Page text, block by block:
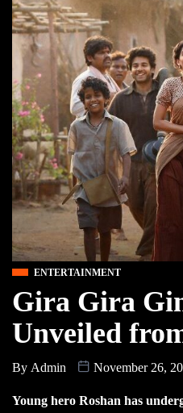
ENTERTAINMENT
Gira Gira
Unveiled
By Admin November 26,
Young hero Roshan has